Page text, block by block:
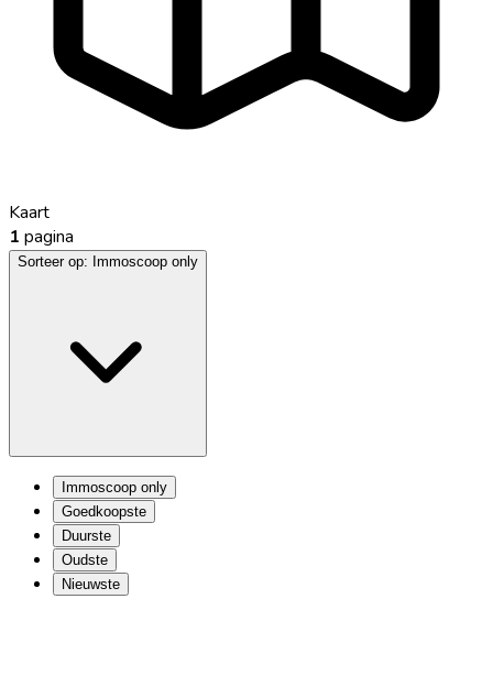
Kaart
1 pagina
Sorteer op: Immoscoop only
Immoscoop only
Goedkoopste
Duurste
Oudste
Nieuwste